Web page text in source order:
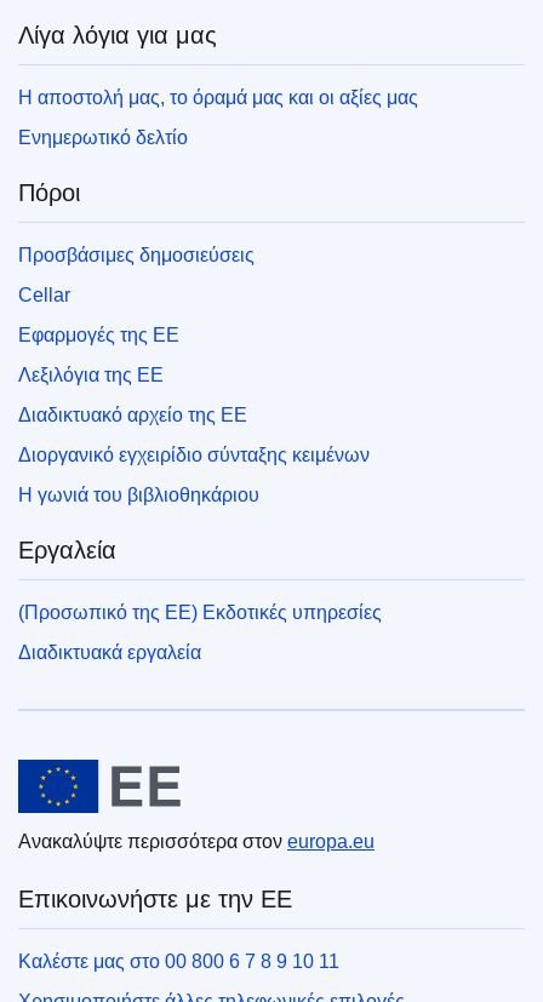
Λίγα λόγια για μας
Η αποστολή μας, το όραμά μας και οι αξίες μας
Ενημερωτικό δελτίο
Πόροι
Προσβάσιμες δημοσιεύσεις
Cellar
Εφαρμογές της ΕΕ
Λεξιλόγια της ΕΕ
Διαδικτυακό αρχείο της ΕΕ
Διοργανικό εγχειρίδιο σύνταξης κειμένων
Η γωνιά του βιβλιοθηκάριου
Εργαλεία
(Προσωπικό της ΕΕ) Εκδοτικές υπηρεσίες
Διαδικτυακά εργαλεία
Ευρωπαϊκή Ένωση
Ανακαλύψτε περισσότερα στον europa.eu
Επικοινωνήστε με την ΕΕ
Καλέστε μας στο 00 800 6 7 8 9 10 11